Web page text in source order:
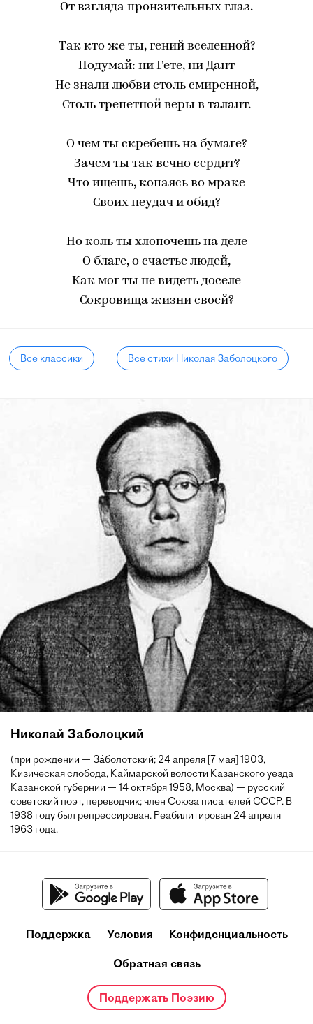
От взгляда пронзительных глаз.
Так кто же ты, гений вселенной?
Подумай: ни Гете, ни Дант
Не знали любви столь смиренной,
Столь трепетной веры в талант.
О чем ты скребешь на бумаге?
Зачем ты так вечно сердит?
Что ищешь, копаясь во мраке
Своих неудач и обид?
Но коль ты хлопочешь на деле
О благе, о счастье людей,
Как мог ты не видеть доселе
Сокровища жизни своей?
Все классики Все стихи Николая Заболоцкого
Николай Заболоцкий
(при рождении — За́болотский; 24 апреля [7 мая] 1903,
Кизическая слобода, Каймарской волости Казанского уезда
Казанской губернии — 14 октября 1958, Москва) — русский
советский поэт, переводчик; член Союза писателей СССР. В
1938 году был репрессирован. Реабилитирован 24 апреля
1963 года.
Поддержка Условия Конфиденциальность
Обратная связь
Поддержать Поэзию